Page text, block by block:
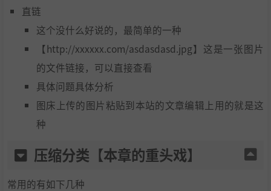
直链
这个没什么好说的，最简单的一种
【http://xxxxxx.com/asdasdasd.jpg】这是一张图片
的文件链接，可以直接查看
具体问题具体分析
图床上传的图片粘贴到本站的文章编辑上用的就是这
种
压缩分类【本章的重头戏】
常用的有如下几种